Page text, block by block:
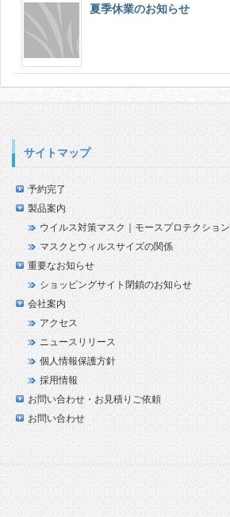
夏季休業のお知らせ
サイトマップ
予約完了
製品案内
ウイルス対策マスク｜モースプロテクション
マスクとウィルスサイズの関係
重要なお知らせ
ショッピングサイト閉鎖のお知らせ
会社案内
アクセス
ニュースリリース
個人情報保護方針
採用情報
お問い合わせ・お見積りご依頼
お問い合わせ